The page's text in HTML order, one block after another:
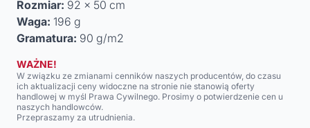
Rozmiar: 92 x 50 cm
Waga: 196 g
Gramatura: 90 g/m2
WAŻNE!
W związku ze zmianami cenników naszych producentów, do czasu
ich aktualizacji ceny widoczne na stronie nie stanowią oferty
handlowej w myśl Prawa Cywilnego. Prosimy o potwierdzenie cen u
naszych handlowców.
Przepraszamy za utrudnienia.